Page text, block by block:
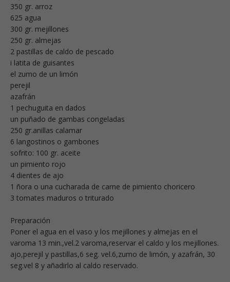
350 gr. arroz
625 agua
300 gr. mejillones
250 gr. almejas
2 pastillas de caldo de pescado
i latita de guisantes
el zumo de un limón
perejil
azafrán
1 pechuguita en dados
un puñado de gambas congeladas
250 gr.anillas calamar
6 langostinos o gambones
sofrito: 100 gr. aceite
un pimiento rojo
4 dientes de ajo
1 ñora o una cucharada de carne de pimiento choricero
3 tomates maduros o triturado
Preparación
Poner el agua en el vaso y los mejillones y almejas en el
varoma 13 min.,vel.2 varoma,reservar el caldo y los mejillones.
ajo,perejil y pastillas,6 seg. vel.6,zumo de limón, y azafrán, 30
seg.vel 8 y añadirlo al caldo reservado.